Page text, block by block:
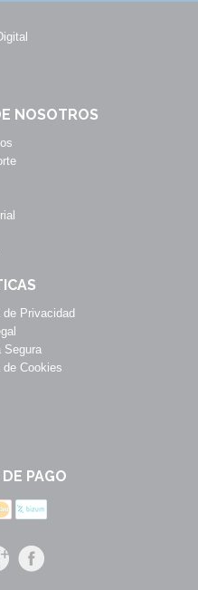
NOSOTROS
Privacidad
Segura
de Cookies
PAGO